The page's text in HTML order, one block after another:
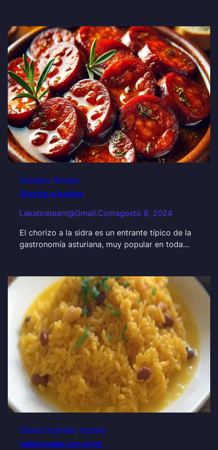
Entrantes, Recetas
Chorizo a la sidra
Lakabrateam@gmail.comagosto 9, 2024
El chorizo a la sidra es un entrante típico de la
gastronomía asturiana, muy popular en toda…
Platos Principales, Recetas
Habichuelas con arroz